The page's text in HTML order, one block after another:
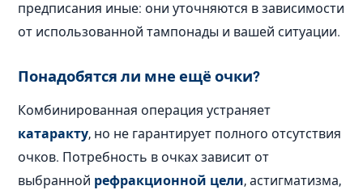
предписания иные: они уточняются в зависимости
от использованной тампонады и вашей ситуации.
Понадобятся ли мне ещё очки?
Комбинированная операция устраняет
катаракту, но не гарантирует полного отсутствия
очков. Потребность в очках зависит от
выбранной рефракционной цели, астигматизма,